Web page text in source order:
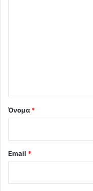
Όνομα *
Email *